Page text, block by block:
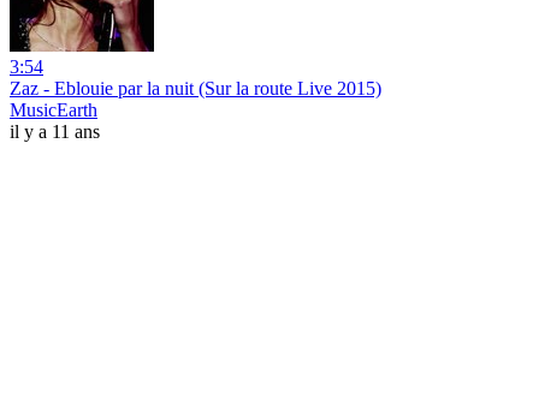
3:54
Zaz - Eblouie par la nuit (Sur la route Live 2015)
MusicEarth
il y a 11 ans